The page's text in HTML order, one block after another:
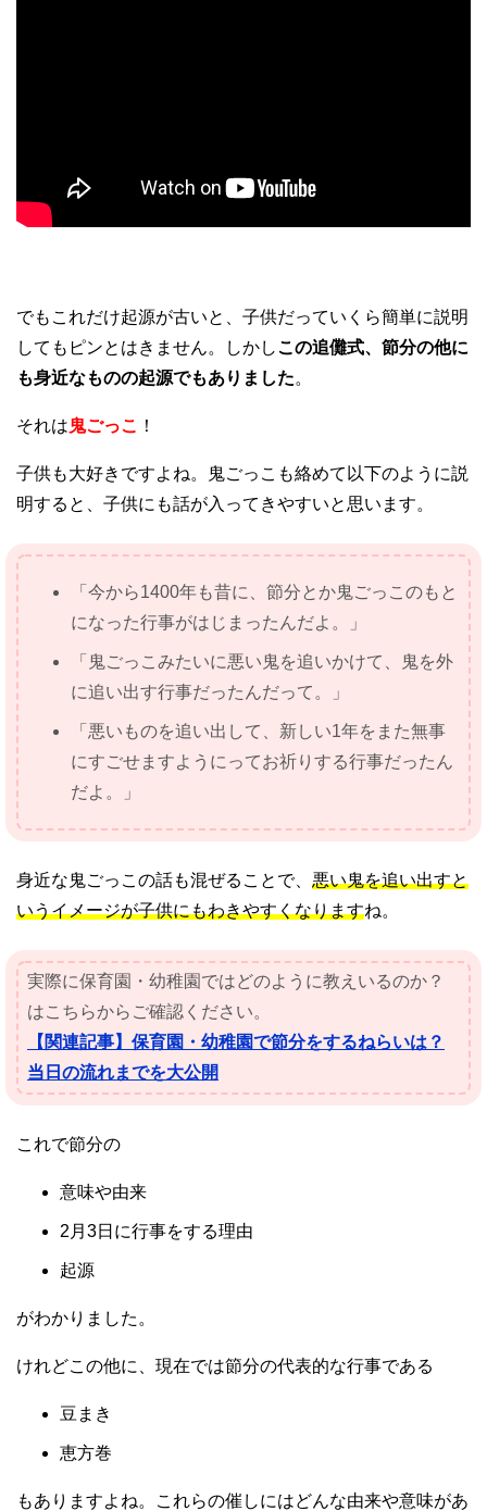
でもこれだけ起源が古いと、子供だっていくら簡単に説明
してもピンとはきません。しかしこの追儺式、節分の他に
も身近なものの起源でもありました。
それは鬼ごっこ ！
子供も大好きですよね。鬼ごっこも絡めて以下のように説
明すると、子供にも話が入ってきやすいと思います。
「今から1400年も昔に、節分とか鬼ごっこのもと
になった行事がはじまったんだよ。」
「鬼ごっこみたいに悪い鬼を追いかけて、鬼を外
に追い出す行事だったんだって。」
「悪いものを追い出して、新しい1年をまた無事
にすごせますようにってお祈りする行事だったん
だよ。」
身近な鬼ごっこの話も混ぜることで、 悪い鬼を追い出すと
いうイメージが子供にもわきやすくなりますね。
実際に保育園・幼稚園ではどのように教えいるのか？
はこちらからご確認ください。
【関連記事】保育園・幼稚園で節分をするねらいは？
当日の流れまでを大公開
これで節分の
意味や由来
2月3日に行事をする理由
起源
がわかりました。
けれどこの他に、現在では節分の代表的な行事である
豆まき
恵方巻
もありますよね。これらの催しにはどんな由来や意味があ